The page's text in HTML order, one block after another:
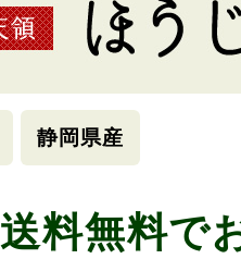
静岡県産
送料無料で